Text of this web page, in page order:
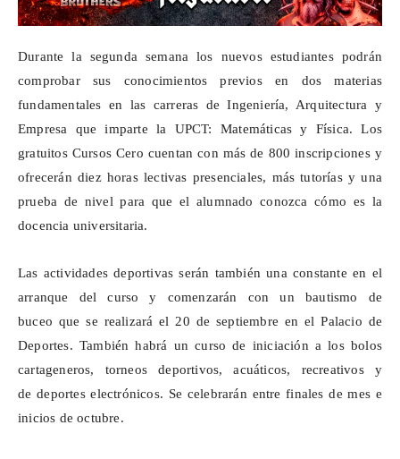
Durante la segunda semana los nuevos estudiantes podrán
comprobar sus conocimientos previos en dos materias
fundamentales en las carreras de Ingeniería, Arquitectura y
Empresa que imparte la UPCT: Matemáticas y Física.Los
gratuitos Cursos Cero cuentan con más de 800 inscripciones y
ofrecerán diez horas lectivas presenciales, más tutorías y una
prueba de nivel para que el alumnado conozca cómo es la
docencia universitaria.
Las actividades deportivas serán también una constante en el
arranque del curso y comenzarán con un bautismo de
buceo que se realizará el 20 de septiembre en el Palacio de
Deportes. También habrá uncurso de iniciación a los bolos
cartageneros, torneos deportivos,acuáticos, recreativosy
dedeportes electrónicos. Se celebrarán entre finales de mes e
inicios de octubre.